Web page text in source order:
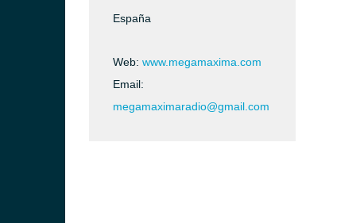
España
Web: www.megamaxima.com
Email:
megamaximaradio@gmail.com